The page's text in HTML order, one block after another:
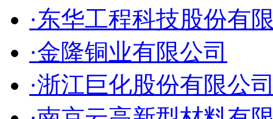
·东华工程科技股份有
·金隆铜业有限公司
·浙江巨化股份有限公